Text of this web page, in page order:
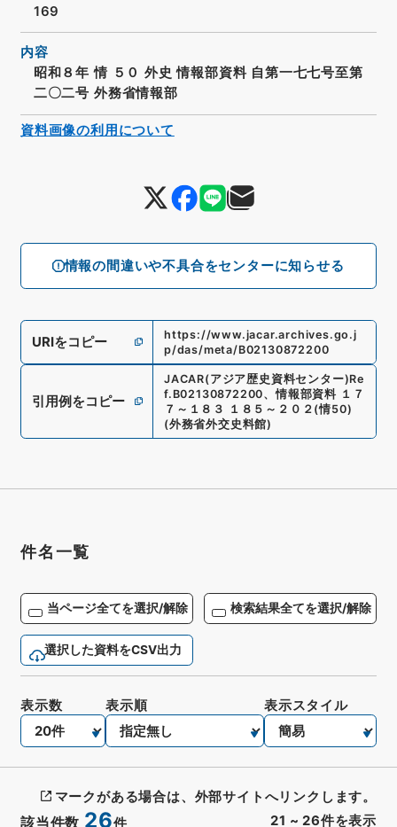
情報の間違いや不具合をセンターに知らせる
169
内容
昭和８年 情 ５０ 外史 情報部資料 自第一七七号至第
二〇二号 外務省情報部
URIをコピー
https://www.jacar.archives.go.j
p/das/meta/B02130872200
引用例をコピー
JACAR(アジア歴史資料センター)Re
f. B02130872200、情報部資料 １７
７～１８３ １８５～２０２ (情50)
(外務省外交史料館)
資料画像の利用について
件名一覧
当ページ全てを選択/解除 検索結果全てを選択/解除
選択した資料をCSV出力
該当件数 26件 21 ~ 26件を表示
表示数 表示順 表示スタイル
マークがある場合は、外部サイトへリンクします。